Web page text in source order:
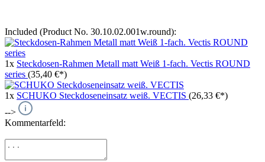
Included (Product No. 30.10.02.001w.round):
1x Steckdosen-Rahmen Metall matt Weiß 1-fach. Vectis ROUND
series (35,40 €*)
1x SCHUKO Steckdoseneinsatz weiß. VECTIS (26,33 €*)
-->
Kommentarfeld: